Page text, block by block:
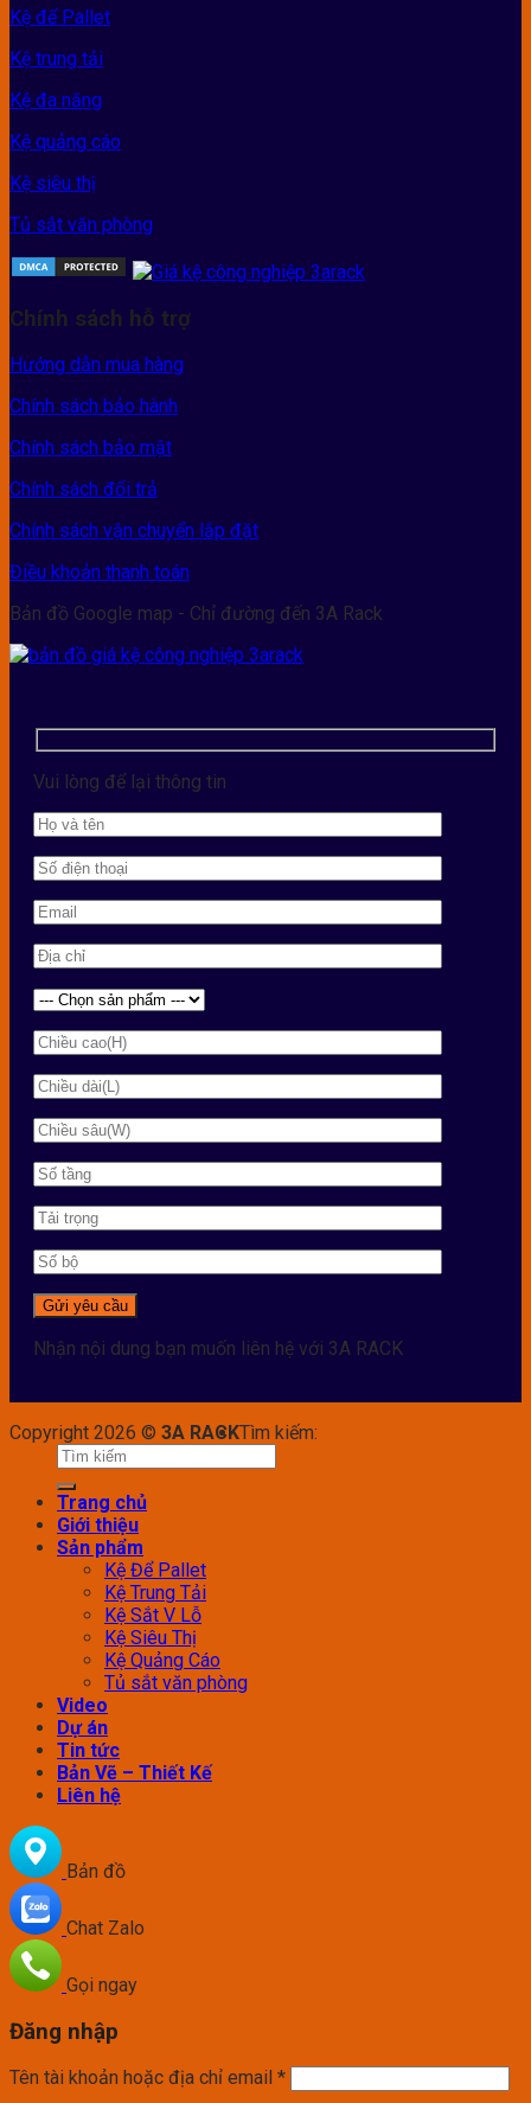
Kệ để Pallet
Kệ trung tải
Kệ đa năng
Kệ quảng cáo
Kệ siêu thị
Tủ sắt văn phòng
Chính sách hỗ trợ
Hướng dẫn mua hàng
Chính sách bảo hành
Chính sách bảo mật
Chính sách đổi trả
Chính sách vận chuyển lắp đặt
Điều khoản thanh toán
Bản đồ Google map - Chỉ đường đến 3A Rack
Vui lòng để lại thông tin
Nhận nội dung bạn muốn liên hệ với 3A RACK
Copyright 2026 © 3A RACKTìm kiếm:
Trang chủ
Giới thiệu
Sản phẩm
Kệ Để Pallet
Kệ Trung Tải
Kệ Sắt V Lỗ
Kệ Siêu Thị
Kệ Quảng Cáo
Tủ sắt văn phòng
Video
Dự án
Tin tức
Bản Vẽ – Thiết Kế
Liên hệ
Bản đồ
Chat Zalo
Gọi ngay
Đăng nhập
Tên tài khoản hoặc địa chỉ email *